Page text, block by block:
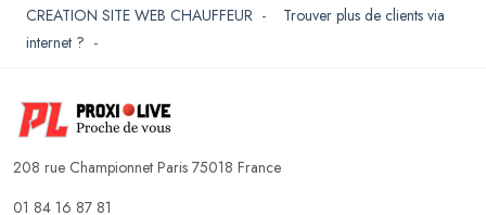
CREATION SITE WEB CHAUFFEUR - Trouver plus de clients via
internet ? -
208 rue Championnet Paris 75018 France
01 84 16 87 81